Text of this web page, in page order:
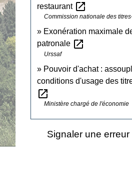
restaurant open_in_new
Commission nationale des
Exonération maximale
patronale open_in_new
Urssaf
Pouvoir d'achat :
conditions d'usage des
open_in_new
Ministère chargé de l'économie
Signaler une